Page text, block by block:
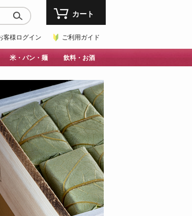
客様ログイン ご利用ガイド
カート
米・パン・麺 飲料・お酒